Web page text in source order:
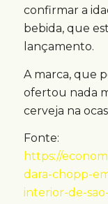
confirmar a
bebida, que
lançamento.
A marca, que
ofertou nada
cerveja na
Fonte:
https://
dara-chopp-
interior-de-